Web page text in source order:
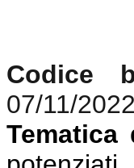
Codice
07/11/2022
Tematica